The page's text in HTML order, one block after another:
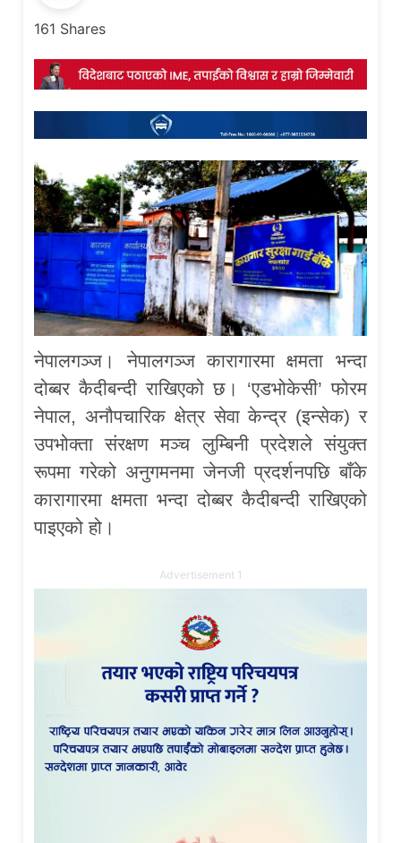
161 Shares
नेपालगञ्ज। नेपालगञ्ज कारागारमा क्षमता भन्दा
दोब्बर कैदीबन्दी राखिएको छ। ‘एडभोकेसी’ फोरम
नेपाल, अनौपचारिक क्षेत्र सेवा केन्द्र (इन्सेक) र
उपभोक्ता संरक्षण मञ्च लुम्बिनी प्रदेशले संयुक्त
रूपमा गरेको अनुगमनमा जेनजी प्रदर्शनपछि बाँके
कारागारमा क्षमता भन्दा दोब्बर कैदीबन्दी राखिएको
पाइएको हो।
Advertisement 1